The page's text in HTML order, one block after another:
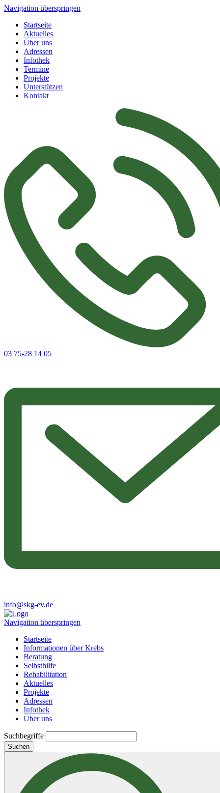
Navigation überspringen
Startseite
Aktuelles
Über uns
Adressen
Infothek
Termine
Projekte
Unterstützen
Kontakt
03 75-28 14 05
info@skg-ev.de
Navigation überspringen
Startseite
Informationen über Krebs
Beratung
Selbsthilfe
Rehabilitation
Aktuelles
Projekte
Adressen
Infothek
Über uns
Suchbegriffe
Suchen